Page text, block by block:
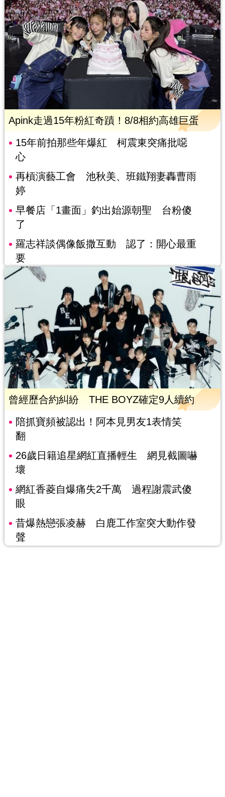
Apink走過15年粉紅奇蹟！8/8相約高雄巨蛋
15年前拍那些年爆紅 柯震東突痛批噁
心
再槓演藝工會 池秋美、班鐵翔妻轟曹雨
婷
早餐店「1畫面」釣出始源朝聖 台粉傻
了
羅志祥談偶像飯撒互動 認了：開心最重
要
曾經歷合約糾紛 THE BOYZ確定9人續約
陪抓寶頻被認出！阿本見男友1表情笑
翻
26歲日籍追星網紅直播輕生 網見截圖嚇
壞
網紅香菱自爆痛失2千萬 過程謝震武傻
眼
昔爆熱戀張凌赫 白鹿工作室突大動作發
聲